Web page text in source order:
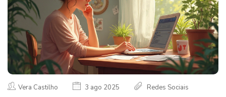
Vera Castilho 3 ago 2025 Redes Sociais